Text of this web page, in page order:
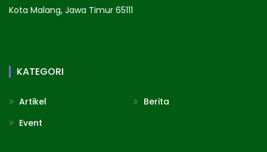
Kota Malang, Jawa Timur 65111
KATEGORI
Artikel
Berita
Event